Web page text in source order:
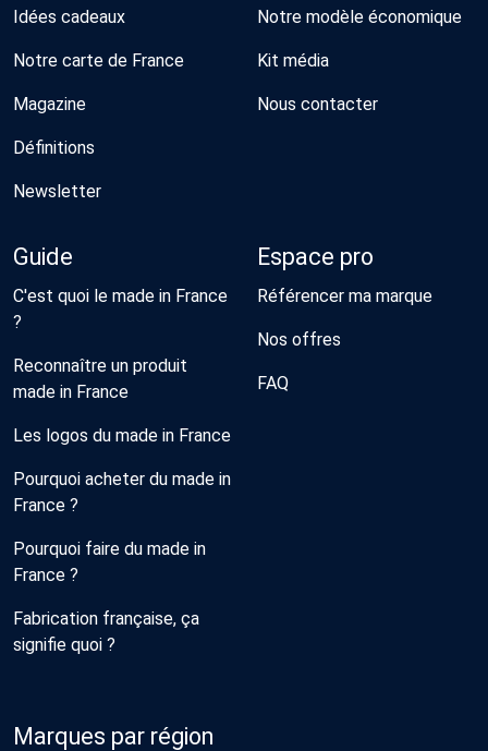
Idées cadeaux
Notre carte de France
Magazine
Définitions
Newsletter
Notre modèle économique
Kit média
Nous contacter
Guide
C'est quoi le made in France
?
Reconnaître un produit
made in France
Les logos du made in France
Pourquoi acheter du made in
France ?
Pourquoi faire du made in
France ?
Fabrication française, ça
signifie quoi ?
Espace pro
Référencer ma marque
Nos offres
FAQ
Marques par région